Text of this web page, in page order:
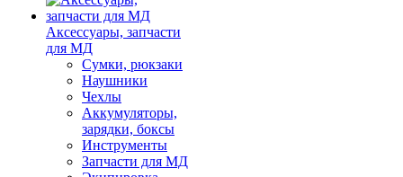
Аксессуары, запчасти
для МД
Сумки, рюкзаки
Наушники
Чехлы
Аккумуляторы,
зарядки, боксы
Инструменты
Запчасти для МД